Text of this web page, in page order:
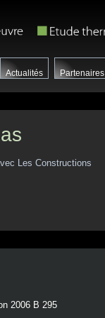
Actualités Partenaires
Les Constructions
2006 B 295